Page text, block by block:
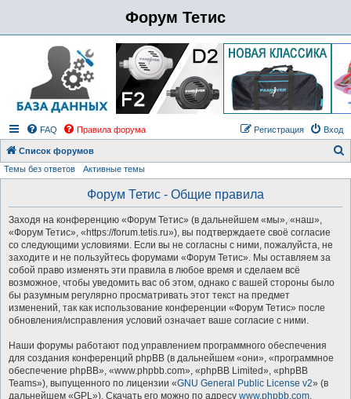
Форум Тетис
FAQ Правила форума Вход
Регистрация
Список форумов
Темы без ответов Активные темы
Форум Тетис - Общие правила
Заходя на конференцию «Форум Тетис» (в дальнейшем «мы», «наш»,
«Форум Тетис», «https://forum.tetis.ru»), вы подтверждаете своё согласие
со следующими условиями. Если вы не согласны с ними, пожалуйста, не
заходите и не пользуйтесь форумами «Форум Тетис». Мы оставляем за
собой право изменять эти правила в любое время и сделаем всё
возможное, чтобы уведомить вас об этом, однако с вашей стороны было
бы разумным регулярно просматривать этот текст на предмет
изменений, так как использование конференции «Форум Тетис» после
обновления/исправления условий означает ваше согласие с ними.
Наши форумы работают под управлением программного обеспечения
для создания конференций phpBB (в дальнейшем «они», «программное
обеспечение phpBB», «www.phpbb.com», «phpBB Limited», «phpBB
Teams»), выпущенного по лицензии «GNU General Public License v2» (в
дальнейшем «GPL»). Скачать его можно по адресу www.phpbb.com.